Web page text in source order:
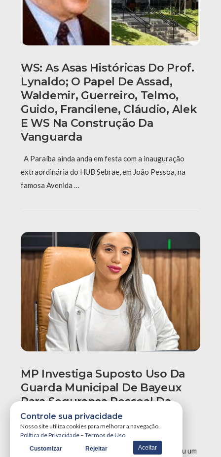
WS: As Asas Históricas Do Prof.
Lynaldo; O Papel De Assad,
Waldemir, Guerreiro, Telmo,
Guido, Francilene, Cláudio, Alek
E WS Na Construção Da
Vanguarda
A Paraíba ainda anda em festa com a inauguração
extraordinária do HUB Sebrae, em João Pessoa, na
famosa Avenida …
MP Investiga Suposto Uso Da
Guarda Municipal De Bayeux
Para Segurança Pessoal Da
Prefeita E Presidente Da
Câmara Do Município
O Ministério Público da Paraíba (MPPB) instaurou um
Controle sua privacidade
Nosso site utiliza cookies para melhorar a navegação.
Política de Privacidade – Termos de Uso
Customizar Rejeitar Aceitar